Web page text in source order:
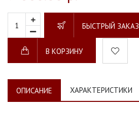
БЫСТРЫЙ ЗАКАЗ
В КОРЗИНУ
ОПИСАНИЕ ХАРАКТЕРИСТИКИ